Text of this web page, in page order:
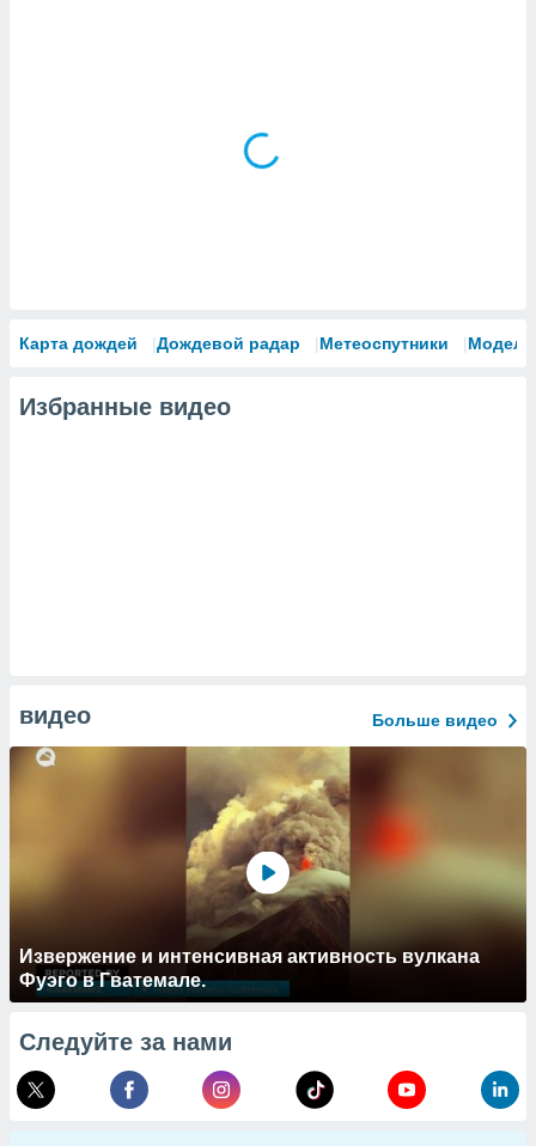
Карта дождей Дождевой радар Метеоспутники Модели
Избранные видео
видео Больше видео
Извержение и интенсивная активность вулкана
Фуэго в Гватемале.
Следуйте за нами